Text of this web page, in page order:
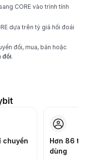
CORE vào trình tính
dựa trên tỷ giá hối đoái
đổi, mua, bán hoặc
đổi.
chuyển
Hơn 86
dùng